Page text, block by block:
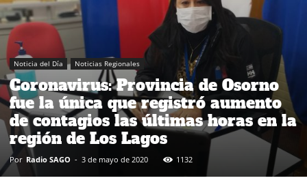
Noticia del Día Noticias Regionales
Coronavirus: Provincia de Osorno
fue la única que registró aumento
de contagios las últimas horas en la
región de Los Lagos
Por Radio SAGO - 3 de mayo de 2020 1132